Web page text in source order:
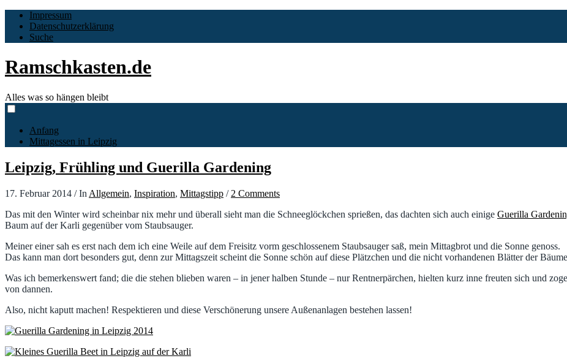
Impressum
Datenschutzerklärung
Suche
Ramschkasten.de
Alles was so hängen bleibt
Anfang
Mittagessen in Leipzig
Leipzig, Frühling und Guerilla Gardening
17. Februar 2014 /In Allgemein, Inspiration, Mittagstipp / 2 Comments
Das mit den Winter wird scheinbar nix mehr und überall sieht man die Schneeglöckchen sprießen, das dachten sich auch einige Guerilla
Baum auf der Karli gegenüber vom Staubsauger.
Meiner einer sah es erst nach dem ich eine Weile auf dem Freisitz vorm geschlossenem Staubsauger saß, mein Mittagbrot und die Sonne genoss.
Das kann man dort besonders gut, denn zur Mittagszeit scheint die Sonne schön auf diese Plätzchen und die nicht vorhandenen Blätter der
Was ich bemerkenswert fand; die die stehen blieben waren – in jener halben Stunde – nur Rentnerpärchen, hielten kurz inne freuten sich und
von dannen.
Also, nicht kaputt machen! Respektieren und diese Verschönerung unsere Außenanlagen bestehen lassen!